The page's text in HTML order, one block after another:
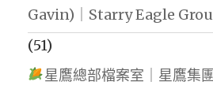
Gavin)｜Starry Eagle
(51)
星鷹總部檔案室｜星鷹集